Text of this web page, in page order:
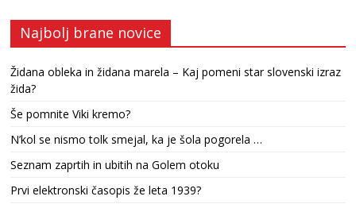
Najbolj brane novice
Židana obleka in židana marela – Kaj pomeni star slovenski izraz
žida?
Še pomnite Viki kremo?
N’kol se nismo tolk smejal, ka je šola pogorela …
Seznam zaprtih in ubitih na Golem otoku
Prvi elektronski časopis že leta 1939?